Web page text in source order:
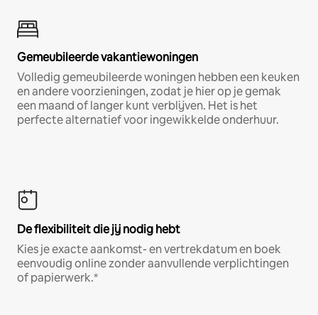
Gemeubileerde vakantiewoningen
Volledig gemeubileerde woningen hebben een keuken
en andere voorzieningen, zodat je hier op je gemak
een maand of langer kunt verblijven. Het is het
perfecte alternatief voor ingewikkelde onderhuur.
De flexibiliteit die jij nodig hebt
Kies je exacte aankomst- en vertrekdatum en boek
eenvoudig online zonder aanvullende verplichtingen
of papierwerk.*